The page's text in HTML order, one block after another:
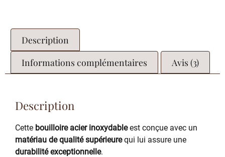
Description
Informations complémentaires
Avis (3)
Description
Cette bouilloire acier inoxydableest conçue avec un
matériau de qualité supérieurequi lui assure une
durabilité exceptionnelle.